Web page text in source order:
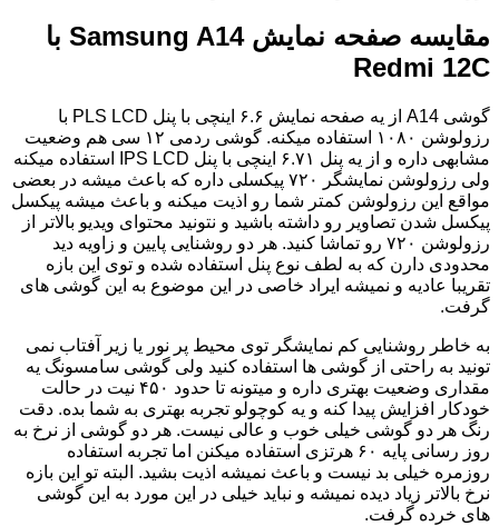
مقایسه صفحه نمایش Samsung A14 با
Redmi 12C
گوشی A14 از یه صفحه نمایش ۶.۶ اینچی با پنل PLS LCD با
رزولوشن ۱۰۸۰ استفاده میکنه. گوشی ردمی ۱۲ سی هم وضعیت
مشابهی داره و از یه پنل ۶.۷۱ اینچی با پنل IPS LCD استفاده میکنه
ولی رزولوشن نمایشگر ۷۲۰ پیکسلی داره که باعث میشه در بعضی
مواقع این رزولوشن کمتر شما رو اذیت میکنه و باعث میشه پیکسل
پیکسل شدن تصاویر رو داشته باشید و نتونید محتوای ویدیو بالاتر از
رزولوشن ۷۲۰ رو تماشا کنید. هر دو روشنایی پایین و زاویه دید
محدودی دارن که به لطف نوع پنل استفاده شده و توی این بازه
تقریبا عادیه و نمیشه ایراد خاصی در این موضوع به این گوشی های
گرفت.
به خاطر روشنایی کم نمایشگر توی محیط پر نور یا زیر آفتاب نمی
تونید به راحتی از گوشی ها استفاده کنید ولی گوشی سامسونگ یه
مقداری وضعیت بهتری داره و میتونه تا حدود ۴۵۰ نیت در حالت
خودکار افزایش پیدا کنه و یه کوچولو تجربه بهتری به شما بده. دقت
رنگ هر دو گوشی خیلی خوب و عالی نیست. هر دو گوشی از نرخ به
روز رسانی پایه ۶۰ هرتزی استفاده میکنن اما تجربه استفاده
روزمره خیلی بد نیست و باعث نمیشه اذیت بشید. البته تو این بازه
نرخ بالاتر زیاد دیده نمیشه و نباید خیلی در این مورد به این گوشی
های خرده گرفت.